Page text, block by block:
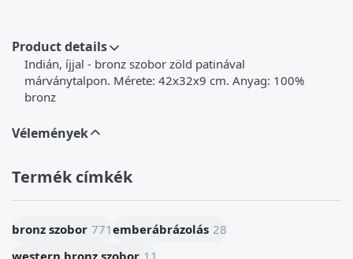
Product details
Indián, íjjal - bronz szobor zöld patinával
márványtalpon. Mérete: 42x32x9 cm. Anyag: 100%
bronz
Vélemények
Termék címkék
bronz szobor 771emberábrázolás 28
western bronz szobor 11